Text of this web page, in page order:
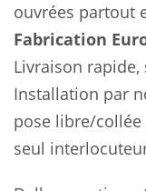
ouvrées partout
Fabrication
Livraison rapide,
Installation par
pose libre/
seul